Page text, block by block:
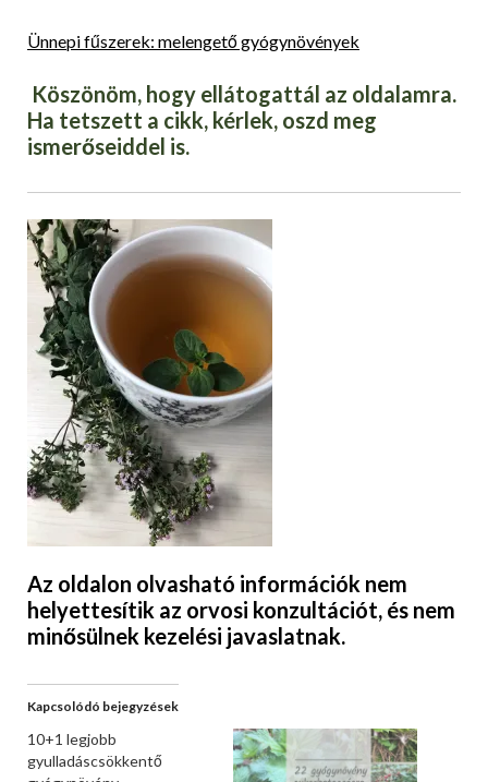
Ünnepi fűszerek: melengető gyógynövények
Köszönöm, hogy ellátogattál az oldalamra.
Ha tetszett a cikk, kérlek, oszd meg
ismerőseiddel is.
Az oldalon olvasható információk nem
helyettesítik az orvosi konzultációt, és nem
minősülnek kezelési javaslatnak.
Kapcsolódó bejegyzések
10+1 legjobb
gyulladáscsökkentő